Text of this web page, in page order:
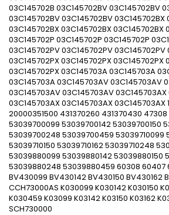
03C145702B 03C145702BV 03C145702BV
03C145702BV 03C145702BV 03C145702BX
03C145702BX 03C145702BX 03C145702BX
03C145702P 03C145702P 03C145702P
03C145702PV 03C145702PV 03C145702PV
03C145702PX 03C145702PX 03C145702PX
03C145702PX 03C145703A 03C145703A
03C145703A 03C145703AV 03C145703AV
03C145703AV 03C145703AV
03C145703AX 03C145703AX 03C145703AX
20000351500 431370260 431370430
53039700099 53039700142 53039700150
53039700248 53039700459 53039710099
53039710150 53039710162 53039710248
53039880099 53039880142 53039880150
53039880248 53039880459 60308 60407
BV430099 BV430142 BV430150 BV430162
CCH73000AS K030099 K030142 K030150
K030459 K03099 K03142 K03150 K03162
SCH730000